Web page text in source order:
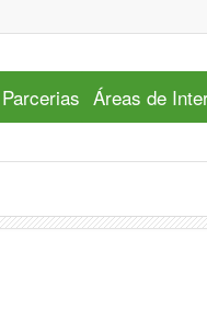
Parcerias Áreas de